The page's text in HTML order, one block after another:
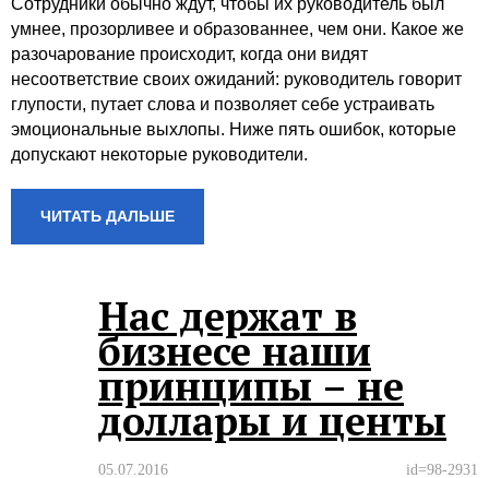
Сотрудники обычно ждут, чтобы их руководитель был
умнее, прозорливее и образованнее, чем они. Какое же
разочарование происходит, когда они видят
несоответствие своих ожиданий: руководитель говорит
глупости, путает слова и позволяет себе устраивать
эмоциональные выхлопы. Ниже пять ошибок, которые
допускают некоторые руководители.
ЧИТАТЬ ДАЛЬШЕ
Нас держат в
бизнесе наши
принципы – не
доллары и центы
05.07.2016 id=98-2931